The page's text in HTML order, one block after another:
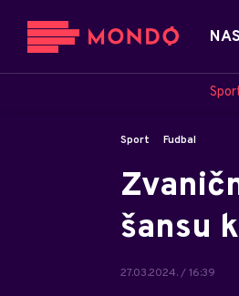
Sport Fudbal
šansu
27.03.2024. / 16:39